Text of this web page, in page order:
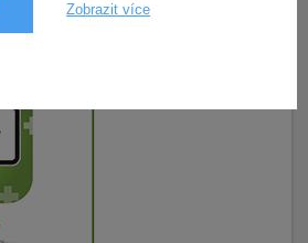
Zobrazit více